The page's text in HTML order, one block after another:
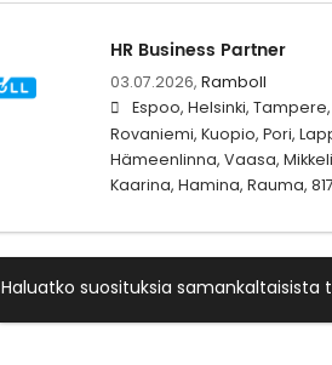
HR Business Partner
03.07.2026, Ramboll
Espoo, Helsinki,
Rovaniemi, Kuopio, Pori,
Hämeenlinna, Vaasa,
Kaarina, Hamina, Rauma,
Haluatko suosituksia samankaltaisista